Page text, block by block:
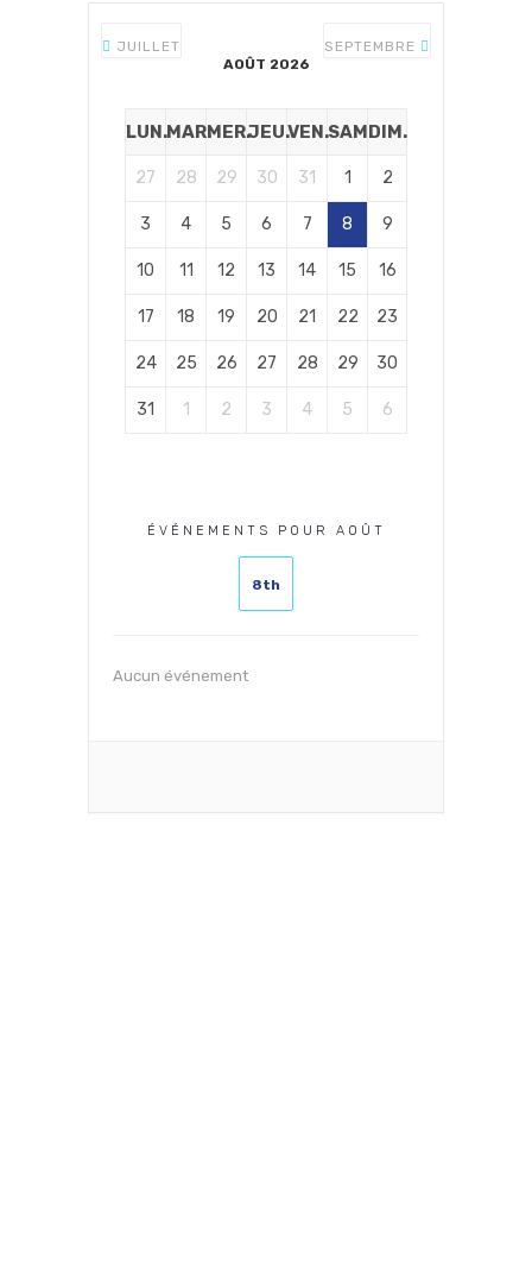
JUILLET
AOÛT 2026
SEPTEMBRE
LUN.MAR.MER.JEU.VEN.SAM.DIM.
27 28 29 30 31 1 2
3 4 5 6 7 8 9
10 11 12 13 14 15 16
17 18 19 20 21 22 23
24 25 26 27 28 29 30
31 1 2 3 4 5 6
ÉVÉNEMENTS POUR AOÛT
8th
Aucun événement